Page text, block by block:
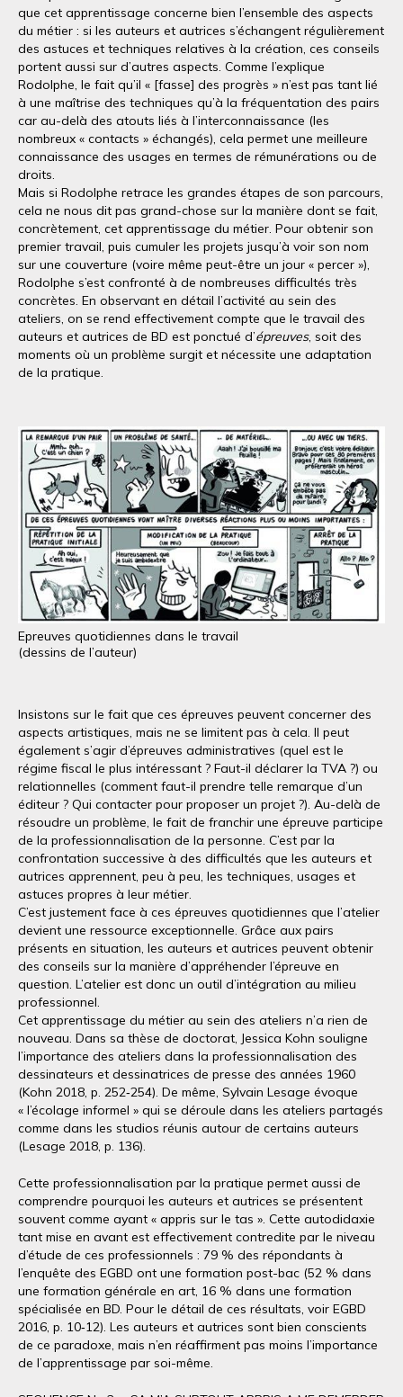
que cet apprentissage concerne bien l’ensemble des aspects
du métier : si les auteurs et autrices s’échangent régulièrement
des astuces et techniques relatives à la création, ces conseils
portent aussi sur d’autres aspects. Comme l’explique
Rodolphe, le fait qu’il « [fasse] des progrès » n’est pas tant lié
à une maîtrise des techniques qu’à la fréquentation des pairs
car au-delà des atouts liés à l’interconnaissance (les
nombreux « contacts » échangés), cela permet une meilleure
connaissance des usages en termes de rémunérations ou de
droits.
Mais si Rodolphe retrace les grandes étapes de son parcours,
cela ne nous dit pas grand-chose sur la manière dont se fait,
concrètement, cet apprentissage du métier. Pour obtenir son
premier travail, puis cumuler les projets jusqu’à voir son nom
sur une couverture (voire même peut-être un jour « percer »),
Rodolphe s’est confronté à de nombreuses difficultés très
concrètes. En observant en détail l’activité au sein des
ateliers, on se rend effectivement compte que le travail des
auteurs et autrices de BD est ponctué d’épreuves, soit des
moments où un problème surgit et nécessite une adaptation
de la pratique.
Epreuves quotidiennes dans le travail
(dessins de l’auteur)
Insistons sur le fait que ces épreuves peuvent concerner des
aspects artistiques, mais ne se limitent pas à cela. Il peut
également s’agir d’épreuves administratives (quel est le
régime fiscal le plus intéressant ? Faut-il déclarer la TVA ?) ou
relationnelles (comment faut-il prendre telle remarque d’un
éditeur ? Qui contacter pour proposer un projet ?). Au-delà de
résoudre un problème, le fait de franchir une épreuve participe
de la professionnalisation de la personne. C’est par la
confrontation successive à des difficultés que les auteurs et
autrices apprennent, peu à peu, les techniques, usages et
astuces propres à leur métier.
C’est justement face à ces épreuves quotidiennes que l’atelier
devient une ressource exceptionnelle. Grâce aux pairs
présents en situation, les auteurs et autrices peuvent obtenir
des conseils sur la manière d’appréhender l’épreuve en
question. L’atelier est donc un outil d’intégration au milieu
professionnel.
Cet apprentissage du métier au sein des ateliers n’a rien de
nouveau. Dans sa thèse de doctorat, Jessica Kohn souligne
l’importance des ateliers dans la professionnalisation des
dessinateurs et dessinatrices de presse des années 1960
(Kohn 2018, p. 252‑254). De même, Sylvain Lesage évoque
« l’écolage informel » qui se déroule dans les ateliers partagés
comme dans les studios réunis autour de certains auteurs
(Lesage 2018, p. 136).
Cette professionnalisation par la pratique permet aussi de
comprendre pourquoi les auteurs et autrices se présentent
souvent comme ayant « appris sur le tas ». Cette autodidaxie
tant mise en avant est effectivement contredite par le niveau
d’étude de ces professionnels : 79 % des répondants à
l’enquête des EGBD ont une formation post-bac (52 % dans
une formation générale en art, 16 % dans une formation
spécialisée en BD. Pour le détail de ces résultats, voir EGBD
2016, p. 10‑12). Les auteurs et autrices sont bien conscients
de ce paradoxe, mais n’en réaffirment pas moins l’importance
de l’apprentissage par soi-même.